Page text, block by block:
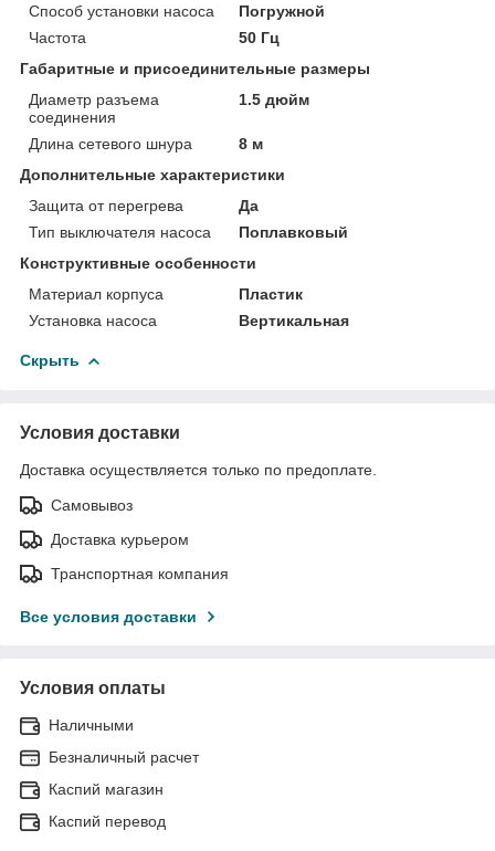
Способ установки насоса
Погружной
Частота
50 Гц
Габаритные и присоединительные размеры
Диаметр разъема
соединения
1.5 дюйм
Длина сетевого шнура
8 м
Дополнительные характеристики
Защита от перегрева
Да
Тип выключателя насоса
Поплавковый
Конструктивные особенности
Материал корпуса
Пластик
Установка насоса
Вертикальная
Скрыть
Условия доставки
Доставка осуществляется только по предоплате.
Самовывоз
Доставка курьером
Транспортная компания
Все условия доставки
Условия оплаты
Наличными
Безналичный расчет
Каспий магазин
Каспий перевод